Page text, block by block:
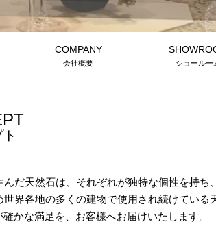
COMPANY
会社概要 ショールー
だ天然石は、それぞれが独特な個性を持ち
界各地の多くの建物で使用され続けている
かな満足を、お客様へお届けいたします。